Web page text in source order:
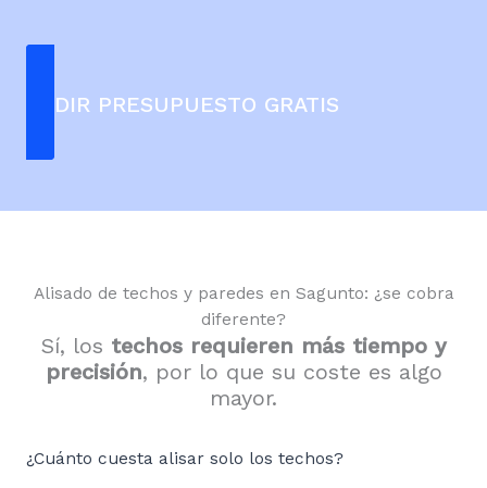
PEDIR PRESUPUESTO GRATIS
Alisado de techos y paredes en Sagunto: ¿se cobra
diferente?
Sí, los techos requieren más tiempo y
precisión, por lo que su coste es algo
mayor.
¿Cuánto cuesta alisar solo los techos?